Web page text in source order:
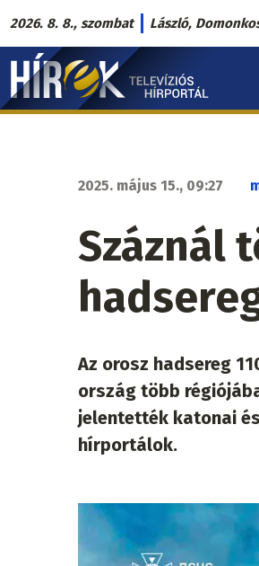
Ugrás
a
tartalomra
2026. 8. 8., szombat László,
Hírek.sk
fő
2025. május 15., 09:27
Száznál
Az orosz hadsereg
ország több
jelentették katonai
hírportálok.